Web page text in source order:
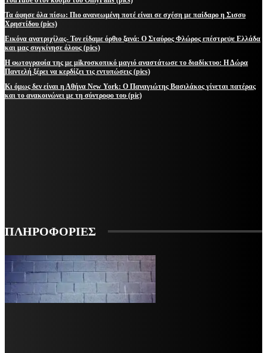
Τα άφησε όλα πίσω: Πιο ανανεωμένη ποτέ είναι σε σχέση με παίδαρο η Σισσυ
Χρηστίδου (pics)
Εικόνα ανατριχίλας- Τον είδαμε όρθιο ξανά: Ο Σταύρος Φλώρος επέστρεψε Ελλάδα
και μας συγκίνησε όλους (pics)
Η φωτογραφία της με μikroσκοπικό μαγιό αναστάτωσε το διαδίκτυο: Η Δώρα
Παντελή ξέρει να κερδίζει τις εντυπώσεις (pics)
Κι όμως δεν είναι η Αθήνα New York: Ο Παναγιώτης Βασιλάκος γίνεται πατέρας
και το ανακοινώνει με τη σύντροφο του (pic)
ΠΛΗΡΟΦΟΡΙΕΣ
VARiEMAi
OFFICIAL